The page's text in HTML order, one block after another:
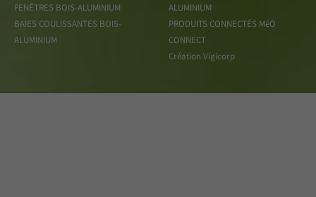
FENÊTRES BOIS-ALUMINIUM
BAIES COULISSANTES BOIS-
ALUMINIUM
ALUMINIUM
PRODUITS CONNECTÉS MéO
CONNECT
Création Vigicorp